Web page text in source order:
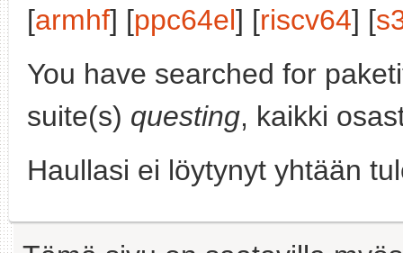
[armhf] [ppc64el] [riscv64] [
You have searched for
suite(s) questing, kaikki
Haullasi ei löytynyt yhtään